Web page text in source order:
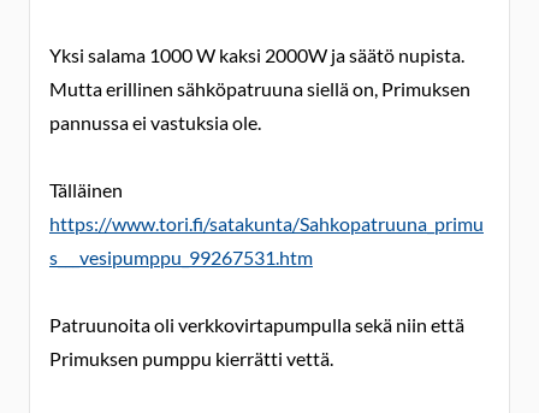
Yksi salama 1000 W kaksi 2000W ja säätö nupista.
Mutta erillinen sähköpatruuna siellä on, Primuksen
pannussa ei vastuksia ole.
Tälläinen
https://www.tori.fi/satakunta/Sahkopatruuna_primu
s___vesipumppu_99267531.htm
Patruunoita oli verkkovirtapumpulla sekä niin että
Primuksen pumppu kierrätti vettä.